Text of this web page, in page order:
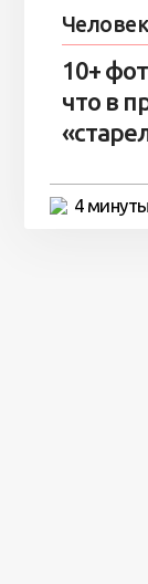
Человек
10+
что в
4 минуты